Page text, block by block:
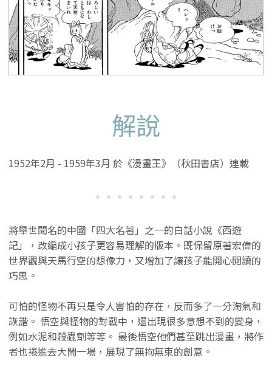
解說
1952年2月 - 1959年3月 於《漫畫王》（秋田書店）連載
將舉世聞名的中國「四大名著」之一的白話小說《西遊
記」，改編成小孩子更容易理解的版本。既保留原著宏偉的
世界觀與天馬行空的想像力，又增加了讓孩子能開心閱讀的
巧思。
可怕的怪物不再只是令人害怕的存在，反而多了一分淘氣和
詼諧。 悟空與怪物的對戰中，還出現很多意想不到的變身，
例如水泥和殺蟲劑等等。 最後悟空他們甚至跳出漫畫，將作
者也捲進去大鬧一場，展現了無拘無束的創意。